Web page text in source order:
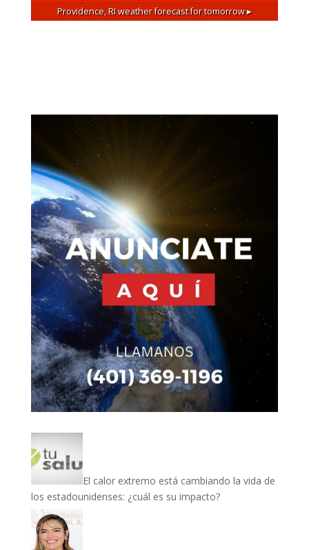
Providence, RIweather forecast for tomorrow ▸
El calor extremo está cambiando la vida de
los estadounidenses: ¿cuál es su impacto?